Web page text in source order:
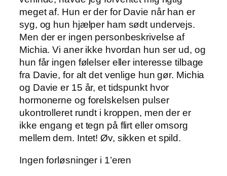
meget af. Hun er der for Davie når han er
syg, og hun hjælper ham sødt undervejs.
Men der er ingen personbeskrivelse af
Michia. Vi aner ikke hvordan hun ser ud, og
hun får ingen følelser eller interesse tilbage
fra Davie, for alt det venlige hun gør. Michia
og Davie er 15 år, et tidspunkt hvor
hormonerne og forelskelsen pulser
ukontrolleret rundt i kroppen, men der er
ikke engang et tegn på flirt eller omsorg
mellem dem. Intet! Øv, sikken et spild.
Ingen forløsninger i 1’eren